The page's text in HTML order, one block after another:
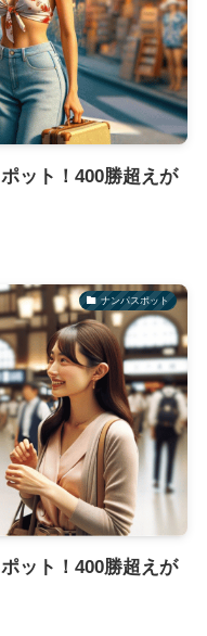
ット！400勝超えが
ナンパスポット
ット！400勝超えが